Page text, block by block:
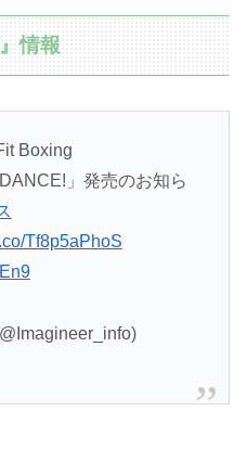
情報
Boxing
」発売のお知ら
Tf8p5aPhoS